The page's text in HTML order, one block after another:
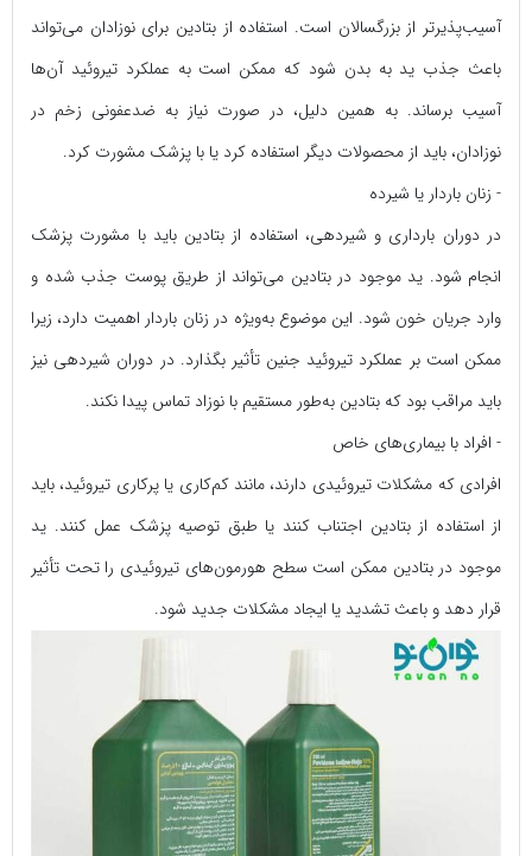
آسیب‌پذیرتر از بزرگسالان است. استفاده از بتادین برای نوزادان می‌تواند
باعث جذب ید به بدن شود که ممکن است به عملکرد تیروئید آن‌ها
آسیب برساند. به همین دلیل، در صورت نیاز به ضدعفونی زخم در
نوزادان، باید از محصولات دیگر استفاده کرد یا با پزشک مشورت کرد.
- زنان باردار یا شیرده
در دوران بارداری و شیردهی، استفاده از بتادین باید با مشورت پزشک
انجام شود. ید موجود در بتادین می‌تواند از طریق پوست جذب شده و
وارد جریان خون شود. این موضوع به‌ویژه در زنان باردار اهمیت دارد، زیرا
ممکن است بر عملکرد تیروئید جنین تأثیر بگذارد. در دوران شیردهی نیز
باید مراقب بود که بتادین به‌طور مستقیم با نوزاد تماس پیدا نکند.
- افراد با بیماری‌های خاص
افرادی که مشکلات تیروئیدی دارند، مانند کم‌کاری یا پرکاری تیروئید، باید
از استفاده از بتادین اجتناب کنند یا طبق توصیه پزشک عمل کنند. ید
موجود در بتادین ممکن است سطح هورمون‌های تیروئیدی را تحت تأثیر
قرار دهد و باعث تشدید یا ایجاد مشکلات جدید شود.